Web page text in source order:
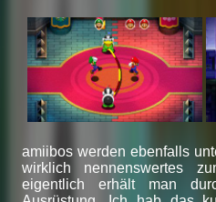
amiibos werden ebenfalls
wirklich nennenswertes
eigentlich erhält man